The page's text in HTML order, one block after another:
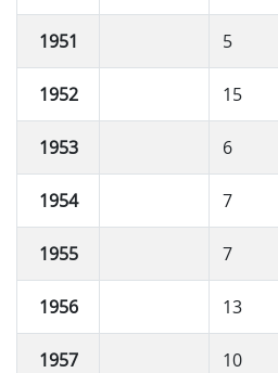
1951 5
1952 15
1953 6
1954 7
1955 7
1956 13
1957 10